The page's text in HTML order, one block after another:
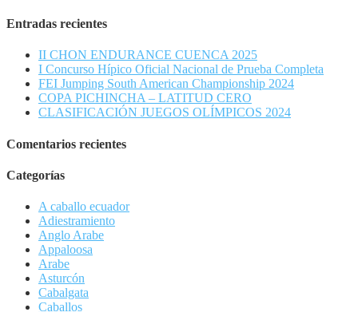
Entradas recientes
II CHON ENDURANCE CUENCA 2025
I Concurso Hípico Oficial Nacional de Prueba Completa
FEI Jumping South American Championship 2024
COPA PICHINCHA – LATITUD CERO
CLASIFICACIÓN JUEGOS OLÍMPICOS 2024
Comentarios recientes
Categorías
A caballo ecuador
Adiestramiento
Anglo Arabe
Appaloosa
Arabe
Asturcón
Cabalgata
Caballos